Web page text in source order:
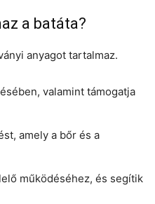
a batáta?
anyagot tartalmaz.
valamint támogatja
amely a bőr és a
működéséhez, és segítik